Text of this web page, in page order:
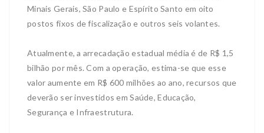
Minais Gerais, São Paulo e Espírito Santo em oito
postos fixos de fiscalização e outros seis volantes.
Atualmente, a arrecadação estadual média é de R$ 1,5
bilhão por mês. Com a operação, estima-se que esse
valor aumente em R$ 600 milhões ao ano, recursos que
deverão ser investidos em Saúde, Educação,
Segurança e Infraestrutura.